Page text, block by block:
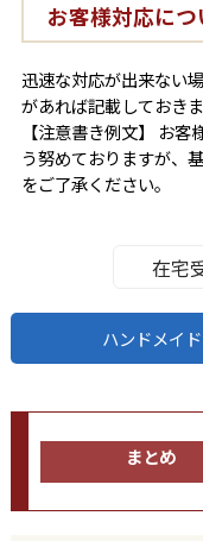
お客様対応につ
迅速な対応が出来ない
があれば記載しておきま
【注意書き例文】 お
う努めておりますが、
をご了承ください。
在宅
ハンドメイ
まとめ